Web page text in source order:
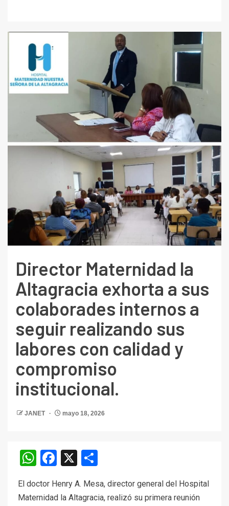
Director Maternidad la
Altagracia exhorta a sus
colaborades internos a
seguir realizando sus
labores con calidad y
compromiso
institucional.
JANET mayo 18, 2026
WhatsApp
Facebook
X
El doctor Henry A. Mesa, director general del Hospital
Maternidad la Altagracia, realizó su primera reunión